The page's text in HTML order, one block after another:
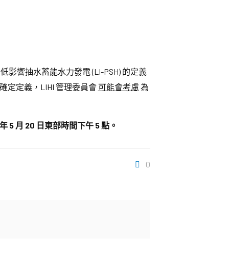
影響抽水蓄能水力發電 (LI-PSH) 的定義
定定義，LIHI 管理委員會可能會考慮 為
5 月 20 日東部時間下午 5 點。
0